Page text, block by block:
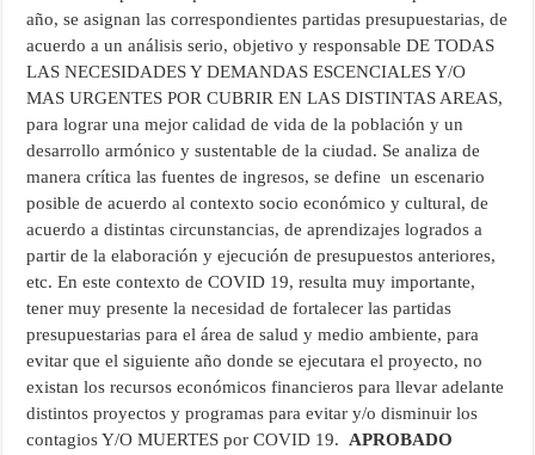
año, se asignan las correspondientes partidas presupuestarias, de
acuerdo a un análisis serio, objetivo y responsable DE TODAS
LAS NECESIDADES Y DEMANDAS ESCENCIALES Y/O
MAS URGENTES POR CUBRIR EN LAS DISTINTAS AREAS,
para lograr una mejor calidad de vida de la población y un
desarrollo armónico y sustentable de la ciudad. Se analiza de
manera crítica las fuentes de ingresos, se define un escenario
posible de acuerdo al contexto socio económico y cultural, de
acuerdo a distintas circunstancias, de aprendizajes logrados a
partir de la elaboración y ejecución de presupuestos anteriores,
etc. En este contexto de COVID 19, resulta muy importante,
tener muy presente la necesidad de fortalecer las partidas
presupuestarias para el área de salud y medio ambiente, para
evitar que el siguiente año donde se ejecutara el proyecto, no
existan los recursos económicos financieros para llevar adelante
distintos proyectos y programas para evitar y/o disminuir los
contagios Y/O MUERTES por COVID 19.APROBADO